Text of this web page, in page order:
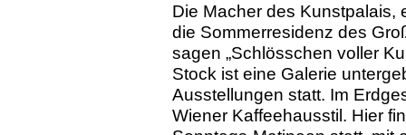
Die Macher des Kunstpalais,
die Sommerresidenz des
sagen „Schlösschen voller
Stock ist eine Galerie
Ausstellungen statt. Im
Wiener Kaffeehausstil. Hier